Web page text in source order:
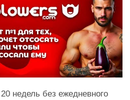
недель без ежедневного